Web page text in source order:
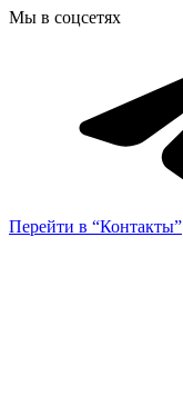
Мы в соцсетях
Перейти в “Контакты”